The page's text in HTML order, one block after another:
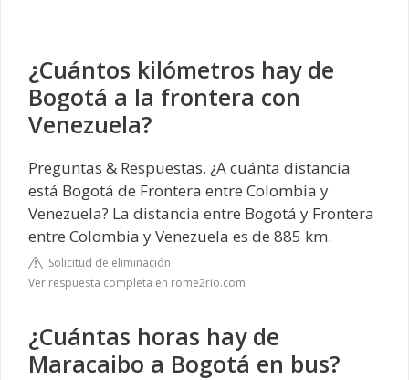
¿Cuántos kilómetros hay de
Bogotá a la frontera con
Venezuela?
Preguntas & Respuestas. ¿A cuánta distancia
está Bogotá de Frontera entre Colombia y
Venezuela? La distancia entre Bogotá y Frontera
entre Colombia y Venezuela es de 885 km.
Solicitud de eliminación
Ver respuesta completa en rome2rio.com
¿Cuántas horas hay de
Maracaibo a Bogotá en bus?